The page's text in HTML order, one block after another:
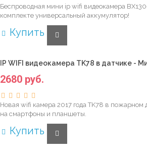
Беспроводная мини ip wifi видеокамера
комплекте универсальный аккумулятор!
Купить
IP WIFI видеокамера TK78 в датчике -
2680 руб.
Новая wifi камера 2017 года TK78 в пожарном
на смартфоны и планшеты.
Купить